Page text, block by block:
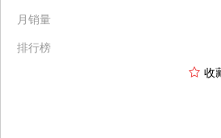
月销量
排行榜
收